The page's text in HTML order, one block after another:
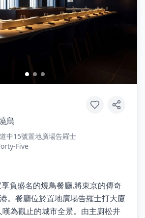
鳥
中15號置地廣場告羅士
Five
負盛名的燒鳥餐廳,將東京的傳奇
。餐廳位於置地廣場告羅士打大廈
為觀止的城市全景。由主廚松井